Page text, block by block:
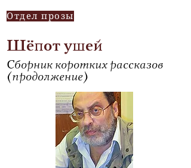
Отдел прозы
Шёпот ушей
Сборник коротких рассказов
(продолжение)